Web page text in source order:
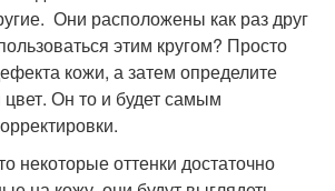
Они расположены как раз друг
этим кругом? Просто
кожи, а затем определите
Он то и будет самым
некоторые оттенки достаточно